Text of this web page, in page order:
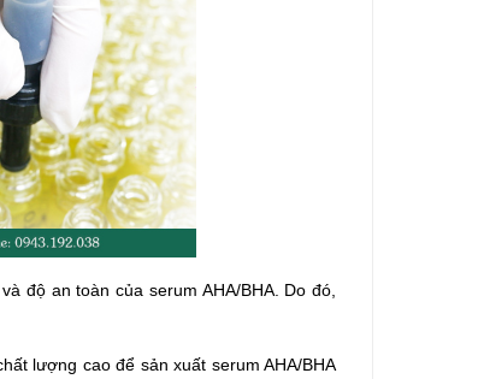
độ an toàn của serum AHA/BHA. Do đó,
lượng cao để sản xuất serum AHA/BHA